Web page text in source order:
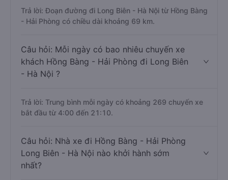
Trả lời: Đoạn đường đi Long Biên - Hà Nội từ Hồng Bàng
- Hải Phòng có chiều dài khoảng 69 km.
Câu hỏi: Mỗi ngày có bao nhiêu chuyến xe
khách Hồng Bàng - Hải Phòng đi Long Biên
- Hà Nội ?
Trả lời: Trung bình mỗi ngày có khoảng 269 chuyến xe
bắt đầu từ 4:00 đến 21:10.
Câu hỏi: Nhà xe đi Hồng Bàng - Hải Phòng
Long Biên - Hà Nội nào khởi hành sớm
nhất?